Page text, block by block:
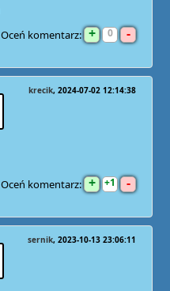
Oceń komentarz: + 0 -
krecik 2024-07-02 12:14:38
Oceń komentarz: + 1 -
sernik 2023-10-13 23:06:11